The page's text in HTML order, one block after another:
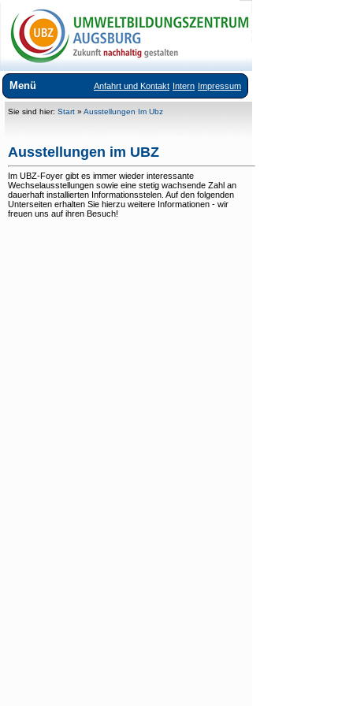
Anfahrt und Kontakt Intern Impressum
Menü
Über uns
Ausstellungen im UBZ
Dauerausstellung
+
Wechselausstellungen
Sie sind hier: Start » Ausstellungen Im Ubz
Ausstellungen im UBZ
Im UBZ-Foyer gibt es immer wieder interessante
Wechselausstellungen sowie eine stetig wachsende Zahl an
dauerhaft installierten Informationsstelen. Auf den folgenden
Unterseiten erhalten Sie hierzu weitere Informationen - wir
freuen uns auf ihren Besuch!